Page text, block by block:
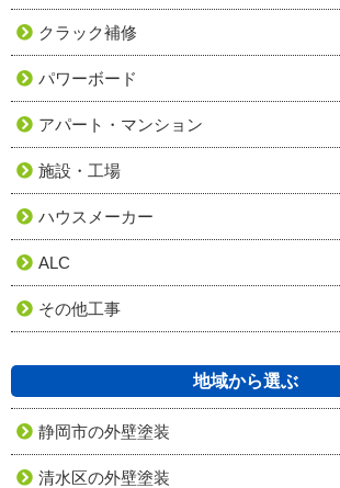
クラック補修
パワーボード
アパート・マンション
施設・工場
ハウスメーカー
ALC
その他工事
地域から選ぶ
静岡市の外壁塗装
清水区の外壁塗装